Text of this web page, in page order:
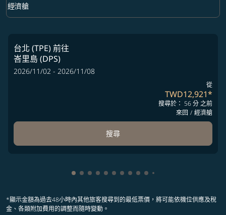
艙等 option 經濟艙 Selected
經濟艙
keyboard_arrow_down
台北 (TPE)前往
峇里島 (DPS)
2026/11/02 - 2026/11/08
從
TWD12,921*
搜尋於： 56 分 之前
來回 / 經濟艙
搜尋
顯示 cmp-pagination-showing-card 1
顯示 cmp-pagination-showing-card 2
顯示 cmp-pagination-showing-card
顯示 cmp-pagination-showing-
顯示 cmp-pagination-showing-
顯示 cmp-pagination-
顯示 cmp-pagination-
顯示 cmp-pagination-
顯示 cmp-pagination-
顯示 cmp-
*顯示金額為過去48小時內其他旅客搜尋到的最低票價，將可能依機位供應及稅
金、各類附加費用的調整而隨時變動。